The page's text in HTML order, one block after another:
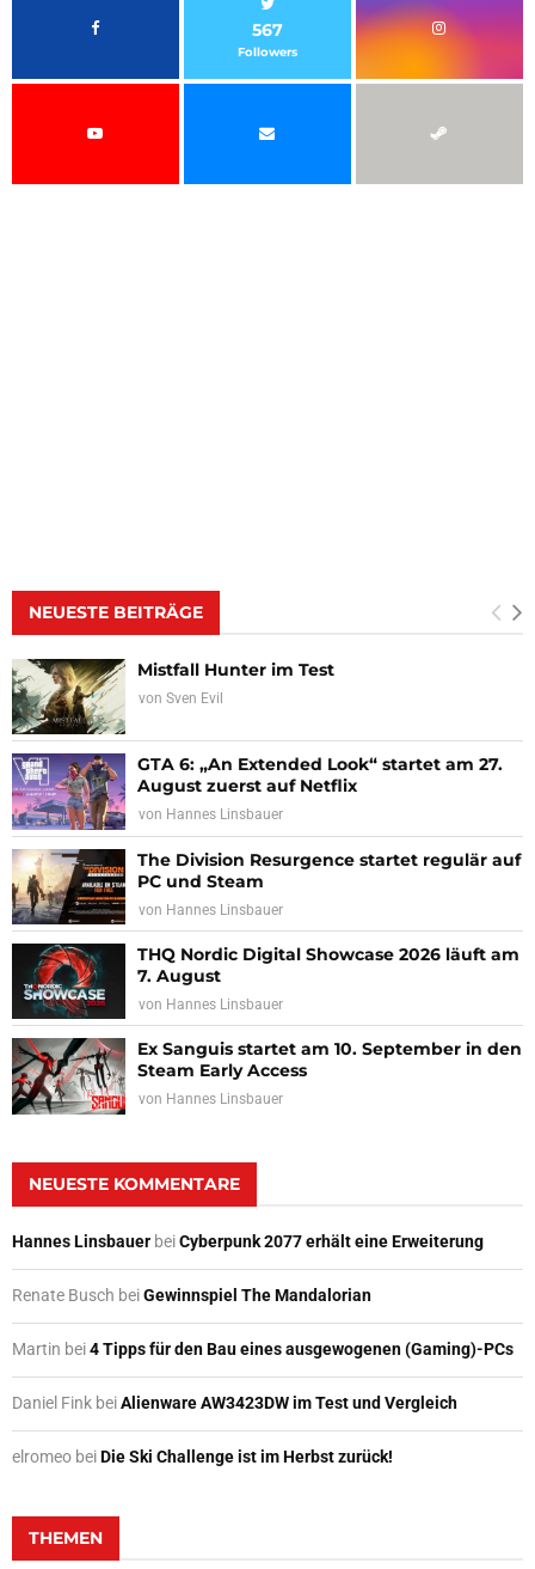
567
Followers
NEUESTE BEITRÄGE
Mistfall Hunter im Test
von Sven Evil
GTA 6: „An Extended Look“ startet am 27.
August zuerst auf Netflix
von Hannes Linsbauer
The Division Resurgence startet regulär auf
PC und Steam
von Hannes Linsbauer
THQ Nordic Digital Showcase 2026 läuft am
7. August
von Hannes Linsbauer
Ex Sanguis startet am 10. September in den
Steam Early Access
von Hannes Linsbauer
NEUESTE KOMMENTARE
Hannes Linsbauer beiCyberpunk 2077 erhält eine Erweiterung
Renate Busch beiGewinnspiel The Mandalorian
Martin bei4 Tipps für den Bau eines ausgewogenen (Gaming)-PCs
Daniel Fink beiAlienware AW3423DW im Test und Vergleich
elromeo beiDie Ski Challenge ist im Herbst zurück!
THEMEN